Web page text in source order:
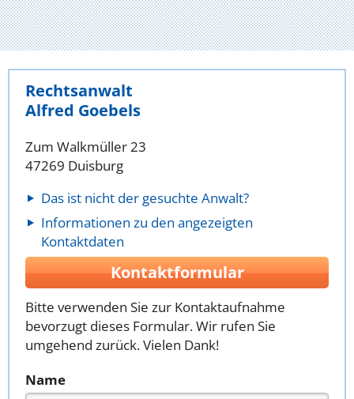
Rechtsanwalt
Alfred Goebels
Zum Walkmüller 23
47269 Duisburg
Das ist nicht der gesuchte Anwalt?
Informationen zu den angezeigten
Kontaktdaten
Kontaktformular
Bitte verwenden Sie zur Kontaktaufnahme
bevorzugt dieses Formular. Wir rufen Sie
umgehend zurück. Vielen Dank!
Name